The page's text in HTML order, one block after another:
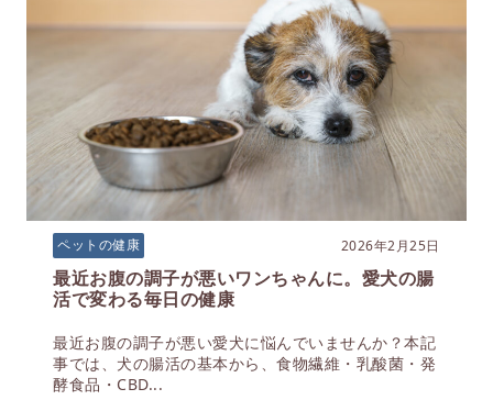
ペットの健康 2026年2月25日
最近お腹の調子が悪いワンちゃんに。愛犬の腸
活で変わる毎日の健康
最近お腹の調子が悪い愛犬に悩んでいませんか？本記
事では、犬の腸活の基本から、食物繊維・乳酸菌・発
酵食品・CBD...